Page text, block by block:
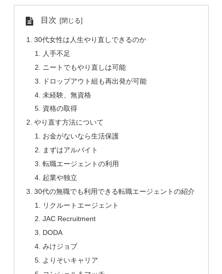
目次
30代女性は人生やり直しできるのか
人手不足
ニートでもやり直しは可能
ドロップアウト組も再出発が可能
未経験、無資格
資格の取得
やり直す方法について
お金がないなら生活保護
まずはアルバイト
転職エージェントの利用
起業や独立
30代の無職でも利用できる転職エージェントの紹介
リクルートエージェント
JAC Recruitment
DODA
みけジョブ
よりそいキャリア